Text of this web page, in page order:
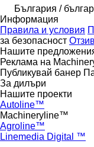
България /
Информация
Правила и условия
за безопасност
Нашите
Реклама на
Публикувай банер
За дилъри
Нашите проекти
Autoline™
Machineryline™
Agroline™
Linemedia Digital ™